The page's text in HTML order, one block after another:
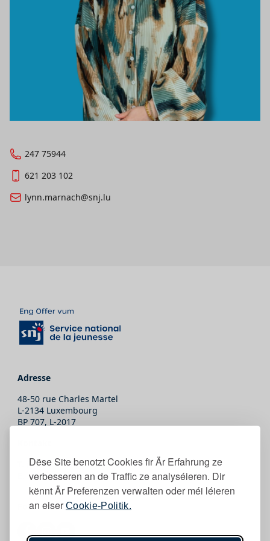
Dëse Site benotzt Cookies fir Är Erfahrung ze
verbesseren an de Traffic ze analyséieren. Dir
kënnt Är Preferenzen verwalten oder méi léieren
an eiser Cookie-Politik.
247 75944
621 203 102
lynn.marnach@snj.lu
Adresse
48-50 rue Charles Martel
L-2134 Luxembourg
BP 707, L-2017
(+352) 247-86465
secretariat@snj.lu
Follow eis